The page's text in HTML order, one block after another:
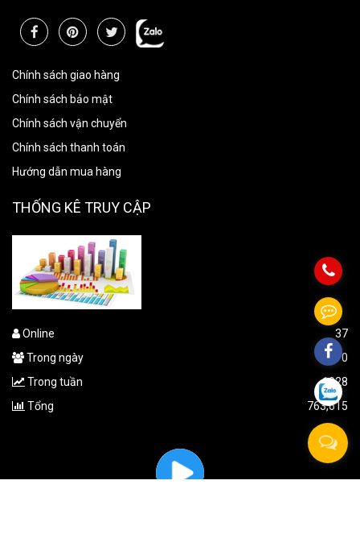
Chính sách giao hàng
Chính sách bảo mật
Chính sách vận chuyển
Chính sách thanh toán
Hướng dẫn mua hàng
THỐNG KÊ TRUY CẬP
Online
37
Trong ngày
270
Trong tuần
1928
Tổng
763,615